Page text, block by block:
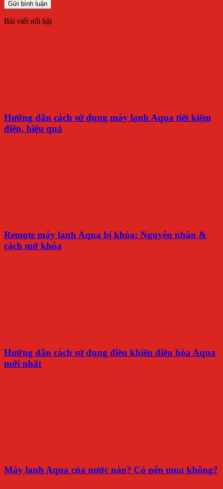
Bài viết nổi bật
Hướng dẫn cách sử dụng máy lạnh Aqua tiết kiệm
điện, hiệu quả
Remote máy lạnh Aqua bị khóa: Nguyên nhân &
cách mở khóa
Hướng dẫn cách sử dụng điều khiển điều hòa Aqua
mới nhất
Máy lạnh Aqua của nước nào? Có nên mua không?